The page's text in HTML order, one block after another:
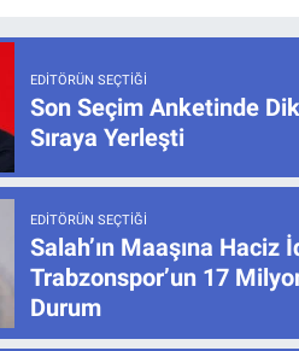
EDITÖRÜN SEÇTIĞI
Son Seçim Anketinde
Sıraya Yerleşti
EDITÖRÜN SEÇTIĞI
Salah’ın Maaşına Haciz
Trabzonspor’un 17
Durum